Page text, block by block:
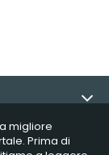
migliore
Prima di